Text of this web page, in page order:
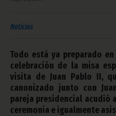
Noticias
Todo está ya preparado
celebración de la misa
visita de Juan Pablo II,
canonizado junto con
pareja presidencial acudió
ceremonia e igualmente